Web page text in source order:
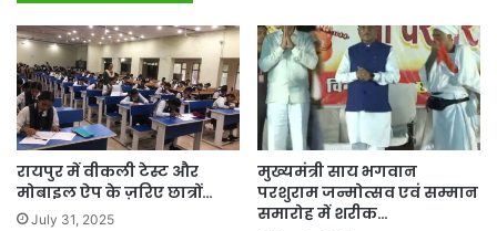
रायपुर में वीकली टेस्ट और
मोबाइल ऐप के ज़रिए छात्रों…
July 31, 2025
मुख्यमंत्री साय भगवान
परशुराम जन्मोत्सव एवं सम्मान
समारोह में शरीक…